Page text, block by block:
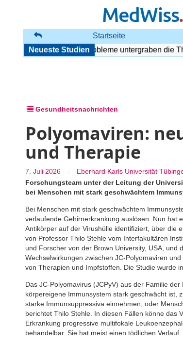
MedWiss.
Startseite
Neueste Studien
Begleitende Probleme untergraben die
Gesundheitsnachrichten
Polyomaviren:
und Therapie
7. Juli 2026 -
Eberhard Karls Universität
Forschungsteam unter der Leitung der
bei Menschen mit stark geschwächtem
Bei Menschen mit stark geschwächtem
verlaufende Gehirnerkrankung auslösen. Nun hat
Antikörper auf der Virushülle identifiziert, über die
von Professor Thilo Stehle vom Interfakultären
und Forscher von der Brown University, USA, und
Wechselwirkungen zwischen JC-Polyomaviren
von Therapien und Impfstoffen. Die Studie wurde
Das JC-Polyomavirus (JCPyV) aus der Familie
körpereigene Immunsystem stark geschwächt ist,
starke Immunsuppressiva einnehmen, oder
berichtet Thilo Stehle. In diesen Fällen könne das
Erkrankung progressive multifokale
behandelbar. Sie hat meist einen tödlichen Verlauf.